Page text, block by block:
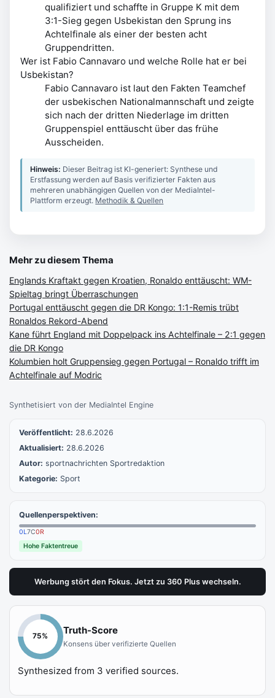
Synthetisiert von der MediaIntel Engine
Veröffentlicht: 28.6.2026
Aktualisiert: 28.6.2026
Autor: sportnachrichten Sportredaktion
Kategorie: Sport
Quellenperspektiven:
0L7C0R
Hohe Faktentreue
Werbung stört den Fokus. Jetzt zu 360 Plus wechseln.
qualifiziert und schaffte in Gruppe K mit dem
3:1-Sieg gegen Usbekistan den Sprung ins
Achtelfinale als einer der besten acht
Gruppendritten.
Wer ist Fabio Cannavaro und welche Rolle hat er bei
Usbekistan?
Fabio Cannavaro ist laut den Fakten Teamchef
der usbekischen Nationalmannschaft und zeigte
sich nach der dritten Niederlage im dritten
Gruppenspiel enttäuscht über das frühe
Ausscheiden.
Hinweis: Dieser Beitrag ist KI-generiert: Synthese und
Erstfassung werden auf Basis verifizierter Fakten aus
mehreren unabhängigen Quellen von der MediaIntel-
Plattform erzeugt. Methodik & Quellen
Mehr zu diesem Thema
Englands Kraftakt gegen Kroatien, Ronaldo enttäuscht: WM-
Spieltag bringt Überraschungen
Portugal enttäuscht gegen die DR Kongo: 1:1-Remis trübt
Ronaldos Rekord-Abend
Kane führt England mit Doppelpack ins Achtelfinale – 2:1 gegen
die DR Kongo
Kolumbien holt Gruppensieg gegen Portugal – Ronaldo trifft im
Achtelfinale auf Modric
75%
Truth-Score
Konsens über verifizierte Quellen
Synthesized from 3 verified sources.